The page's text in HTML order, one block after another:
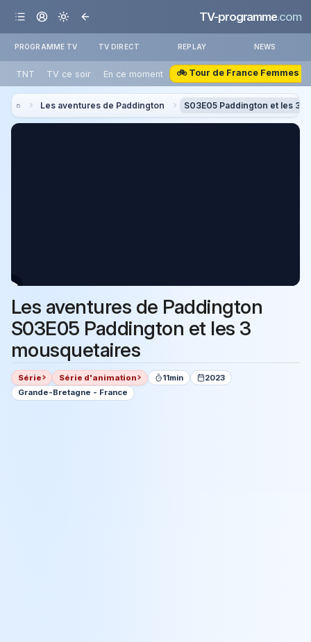
TV-programme.com
PROGRAMME TV TV DIRECT REPLAY NEWS
TNT TV ce soir En ce moment 🚲 Tour de France Femmes
Les aventures de Paddington S03E05 Paddington et les 3
Les aventures de Paddington
S03E05 Paddington et les 3
mousquetaires
Série Série d'animation 11min
2023
Grande-Bretagne - France